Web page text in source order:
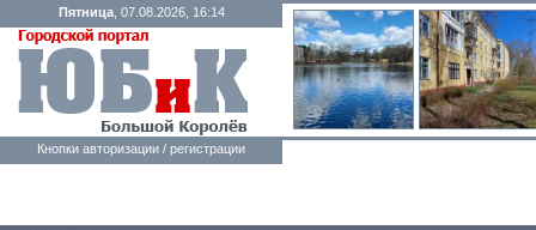
Пятница, 07.08.2026, 16:14
Кнопки авторизации / регистрации